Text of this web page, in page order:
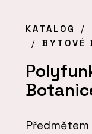
KATALOG
BYTOVÉ